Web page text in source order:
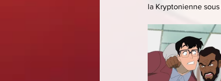
la Kryptonienne